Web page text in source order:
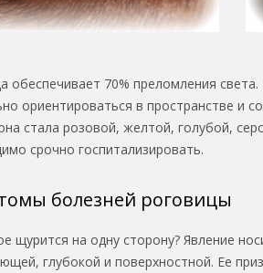
обеспечивает 70% преломления
ориентироваться в пространстве и
стала розовой, желтой, голубой,
срочно госпитализировать.
болезней роговицы
щурится на одну сторону? Явление
глубокой и поверхностной. Ее